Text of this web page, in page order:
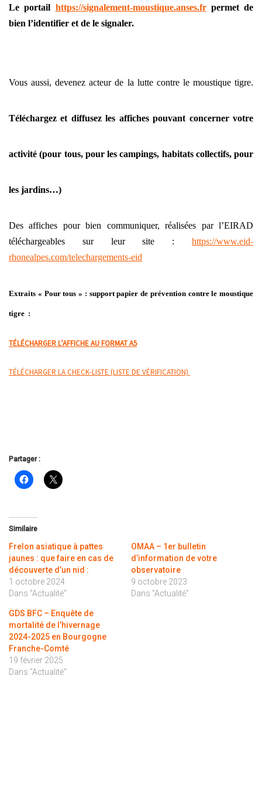
Le portail https://signalement-moustique.anses.frpermet de
bien l’identifier et de le signaler.
Vous aussi, devenez acteur de la lutte contre le moustique tigre.
Téléchargez et diffusez les affiches pouvant concernervotre
activité (pour tous, pour les campings, habitats collectifs, pour
les jardins…)
Des affiches pour bien communiquer, réalisées par l’EIRAD
téléchargeables sur leur site : https://www.eid-
rhonealpes.com/telechargements-eid
Extraits « Pour tous » : support papier de prévention contre le moustique
tigre :
TÉLÉCHARGER L’AFFICHE AU FORMAT A5
TÉLÉCHARGER LA CHECK-LISTE (LISTE DE VÉRIFICATION)
Partager :
Similaire
Frelon asiatique à pattes
jaunes : que faire en cas de
découverte d’un nid :
1 octobre 2024
Dans "Actualité"
OMAA – 1er bulletin
d’information de votre
observatoire
9 octobre 2023
Dans "Actualité"
GDS BFC – Enquête de
mortalité de l’hivernage
2024-2025 en Bourgogne
Franche-Comté
19 février 2025
Dans "Actualité"